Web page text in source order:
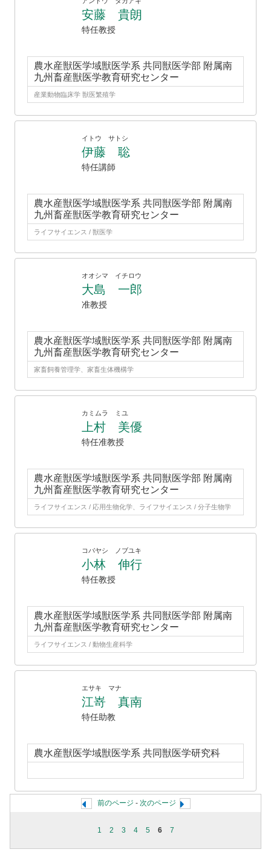
安藤 貴朗
特任教授
農水産獣医学域獣医学系 共同獣医学部 附属南
九州畜産獣医学教育研究センター
産業動物臨床学 獣医繁殖学
イトウ サトシ
伊藤 聡
特任講師
農水産獣医学域獣医学系 共同獣医学部 附属南
九州畜産獣医学教育研究センター
ライフサイエンス / 獣医学
オオシマ イチロウ
大島 一郎
准教授
農水産獣医学域獣医学系 共同獣医学部 附属南
九州畜産獣医学教育研究センター
家畜飼養管理学、家畜生体機構学
カミムラ ミユ
上村 美優
特任准教授
農水産獣医学域獣医学系 共同獣医学部 附属南
九州畜産獣医学教育研究センター
ライフサイエンス / 応用生物化学、ライフサイエンス / 分子生物学
コバヤシ ノブユキ
小林 伸行
特任教授
農水産獣医学域獣医学系 共同獣医学部 附属南
九州畜産獣医学教育研究センター
ライフサイエンス / 動物生産科学
エサキ マナ
江嵜 真南
特任助教
農水産獣医学域獣医学系 共同獣医学研究科
前のページ - 次のページ
1 2 3 4 5 6 7